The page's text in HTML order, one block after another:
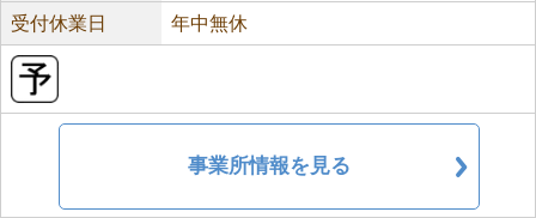
受付休業日 年中無休
事業所情報を見る